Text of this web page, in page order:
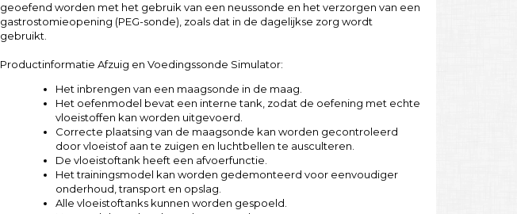
geoefend worden met het gebruik van een neussonde en het verzorgen van een
gastrostomieopening (PEG-sonde), zoals dat in de dagelijkse zorg wordt
gebruikt.
Productinformatie Afzuig en Voedingssonde Simulator:
Het inbrengen van een maagsonde in de maag.
Het oefenmodel bevat een interne tank, zodat de oefening met echte
vloeistoffen kan worden uitgevoerd.
Correcte plaatsing van de maagsonde kan worden gecontroleerd
door vloeistof aan te zuigen en luchtbellen te ausculteren.
De vloeistoftank heeft een afvoerfunctie.
Het trainingsmodel kan worden gedemonteerd voor eenvoudiger
onderhoud, transport en opslag.
Alle vloeistoftanks kunnen worden gespoeld.